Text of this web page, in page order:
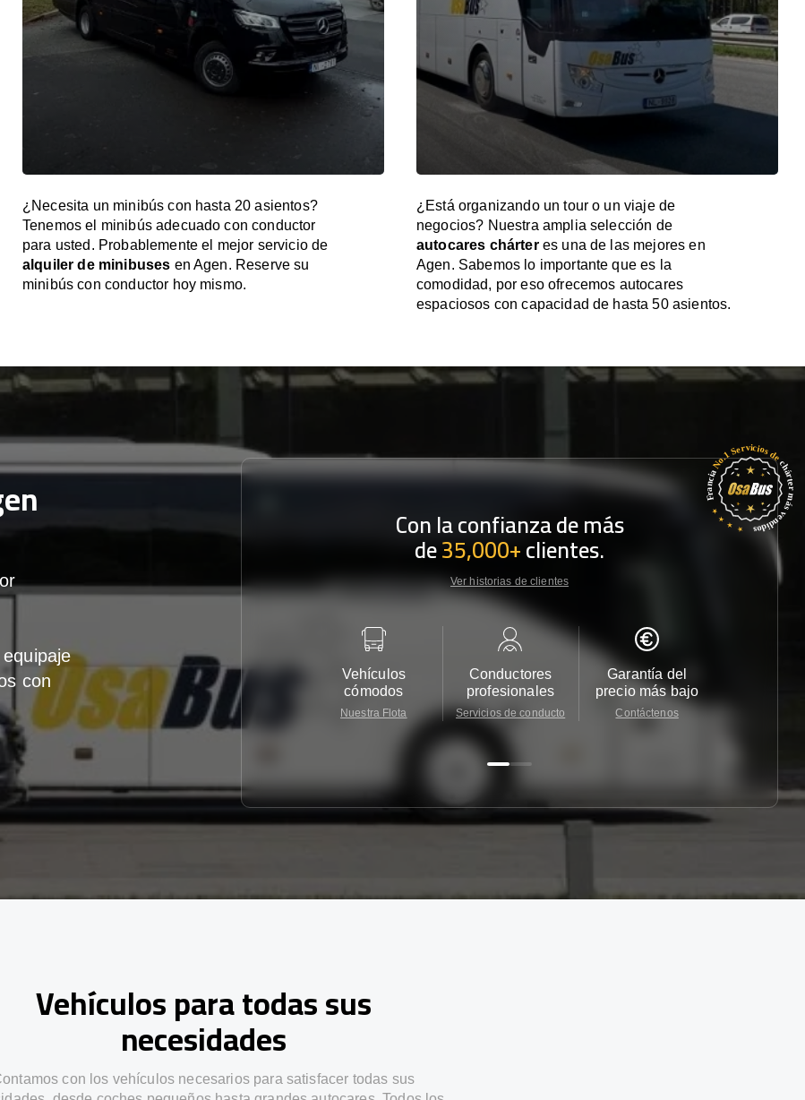
¿Necesita un minibús con hasta 20 asientos?
Tenemos el minibús adecuado con conductor
para usted. Probablemente el mejor servicio de
alquiler de minibuses en Agen. Reserve su
minibús con conductor hoy mismo.
¿Está organizando un tour o un viaje de
negocios? Nuestra amplia selección de
autocares chárteres una de las mejores en
Agen. Sabemos lo importante que es la
comodidad, por eso ofrecemos autocares
espaciosos con capacidad de hasta 50 asientos.
con
Con la confianza de más
de35,000+clientes.
Ver historias de clientes
Vehículos
cómodos
Nuestra Flota
Conductores
profesionales
Servicios de conducto
Garantía del
precio más bajo
Contáctenos
Vehículos para todas sus
necesidades
con los vehículos necesarios para satisfacer todas sus